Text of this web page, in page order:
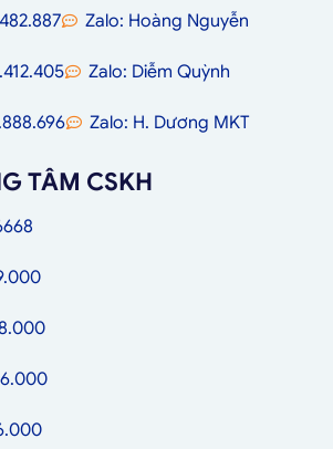
Zalo: Hoàng Nguyễn
Zalo: Diễm Quỳnh
Zalo: H. Dương MKT
TÂM CSKH